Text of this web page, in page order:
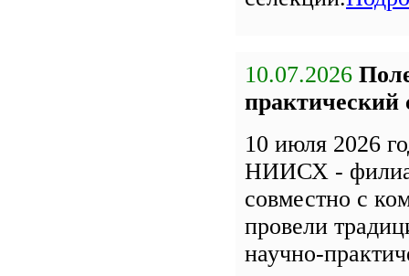
10.07.2026
практический
10 июля 2026
НИИСХ -
совместно с
провели
научно-